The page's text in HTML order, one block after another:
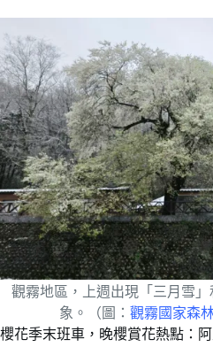
觀霧地區，上週出現「三月雪
象。（圖：觀霧國家森
櫻花季末班車，晚櫻賞花熱點：